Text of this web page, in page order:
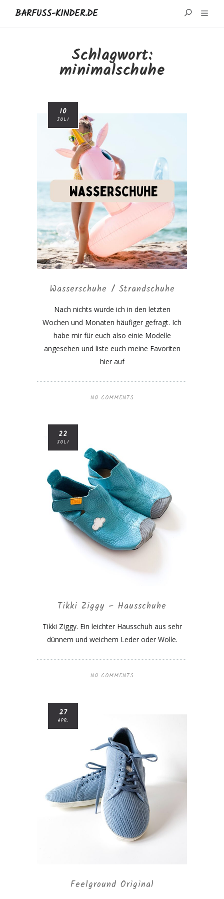
BARFUSS-KINDER.DE
WISSENSWERTES
ÜBER MICH
IMPRESSUM
Schlagwort:
minimalschuhe
10
JULI
Wasserschuhe / Strandschuhe
Nach nichts wurde ich in den letzten
Wochen und Monaten häufiger gefragt. Ich
habe mir für euch also einie Modelle
angesehen und liste euch meine Favoriten
hier auf
NO COMMENTS
22
JULI
Tikki Ziggy – Hausschuhe
Tikki Ziggy. Ein leichter Hausschuh aus sehr
dünnem und weichem Leder oder Wolle.
NO COMMENTS
27
APR.
Feelground Original